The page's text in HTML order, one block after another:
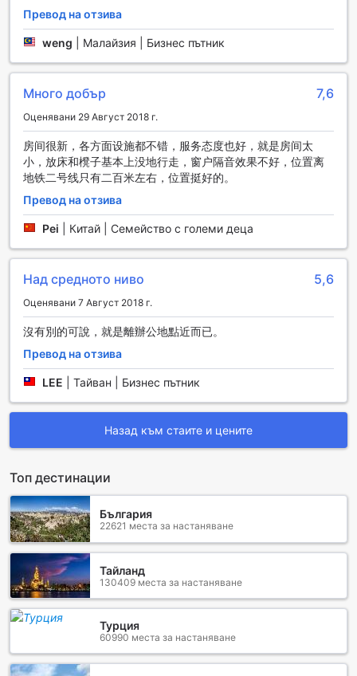
се притеснявате за личните си вещи. За пушачите е
предвидена специално обозначена зона, където могат
да се насладят на любимите си цигари в комфортна
обстановка. Всички тези удобства правят Vienna
перфектен избор за вашия престой в Чангша.
Транспортни удобства в Vienna International Hotel
Changsha Furong Square Branch
Vienna International Hotel Changsha Furong Square Branch
предлага изключителни транспортни удобства, които
осигуряват комфорт и удобство на своите гости. С
безплатен паркинг, хотелът е идеален за посетители,
насладят на спокойствието да паркират колата си без
допълнителни разходи, което е особено удобно в
За тези, които предпочитат да не шофират, Vienna
International предлага и услуги за наем на автомобили и
таксиметрови услуги. Гостите могат лесно да наемат
кола, за да разгледат забележителностите на Чангша
или да се насладят на удобството на такси, което да ги
отведе до желаната дестинация. С тези транспортни
възможности, хотелът осигурява на своите гости
най-добрия начин.
Changsha Furong Square Branch
В Vienna International Hotel Changsha Furong Square
Branch, всяка стая е проектирана с внимание към
детайла, за да осигури комфорт и удобство на своите
гости. Системата за климатизация осигурява идеалната
температура, независимо от сезона, докато blackout
завесите позволяват на светлината да не нарушава
вашия сън, създавайки уютна и тиха обстановка.
Леглата, облечени в качествени спални
принадлежности, обещават приятен и релаксиращ сън,
а предоставените хавлии и тоалетни принадлежности
Превод на отзива
weng Малайзия | Бизнес пътник
Много добър 7,6
Оценявани 29 Август 2018 г.
房间很新，各方面设施都不错，服务态度也好，就是房间太
小，放床和櫈子基本上没地行走，窗户隔音效果不好，位置离
地铁二号线只有二百米左右，位置挺好的。
Превод на отзива
Pei Китай | Семейство с големи деца
Над средното ниво 5,6
Оценявани 7 Август 2018 г.
沒有別的可說，就是離辦公地點近而已。
Превод на отзива
LEE Тайван | Бизнес пътник
Назад към стаите и цените
Топ дестинации
България
22621 места за настаняване
Тайланд
130409 места за настаняване
Турция
60990 места за настаняване